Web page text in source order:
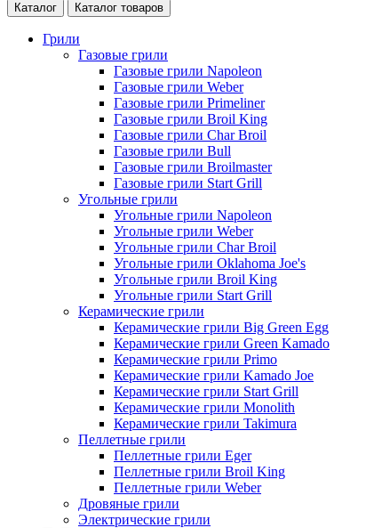
Каталог Каталог товаров
Грили
Газовые грили
Газовые грили Napoleon
Газовые грили Weber
Газовые грили Primeliner
Газовые грили Broil King
Газовые грили Char Broil
Газовые грили Bull
Газовые грили Broilmaster
Газовые грили Start Grill
Угольные грили
Угольные грили Napoleon
Угольные грили Weber
Угольные грили Char Broil
Угольные грили Oklahoma Joe's
Угольные грили Broil King
Угольные грили Start Grill
Керамические грили
Керамические грили Big Green Egg
Керамические грили Green Kamado
Керамические грили Primo
Керамические грили Kamado Joe
Керамические грили Start Grill
Керамические грили Monolith
Керамические грили Takimura
Пеллетные грили
Пеллетные грили Eger
Пеллетные грили Broil King
Пеллетные грили Weber
Дровяные грили
Электрические грили